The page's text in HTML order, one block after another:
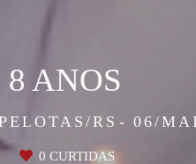
RS 06/
ANOS
0 CURTIDAS